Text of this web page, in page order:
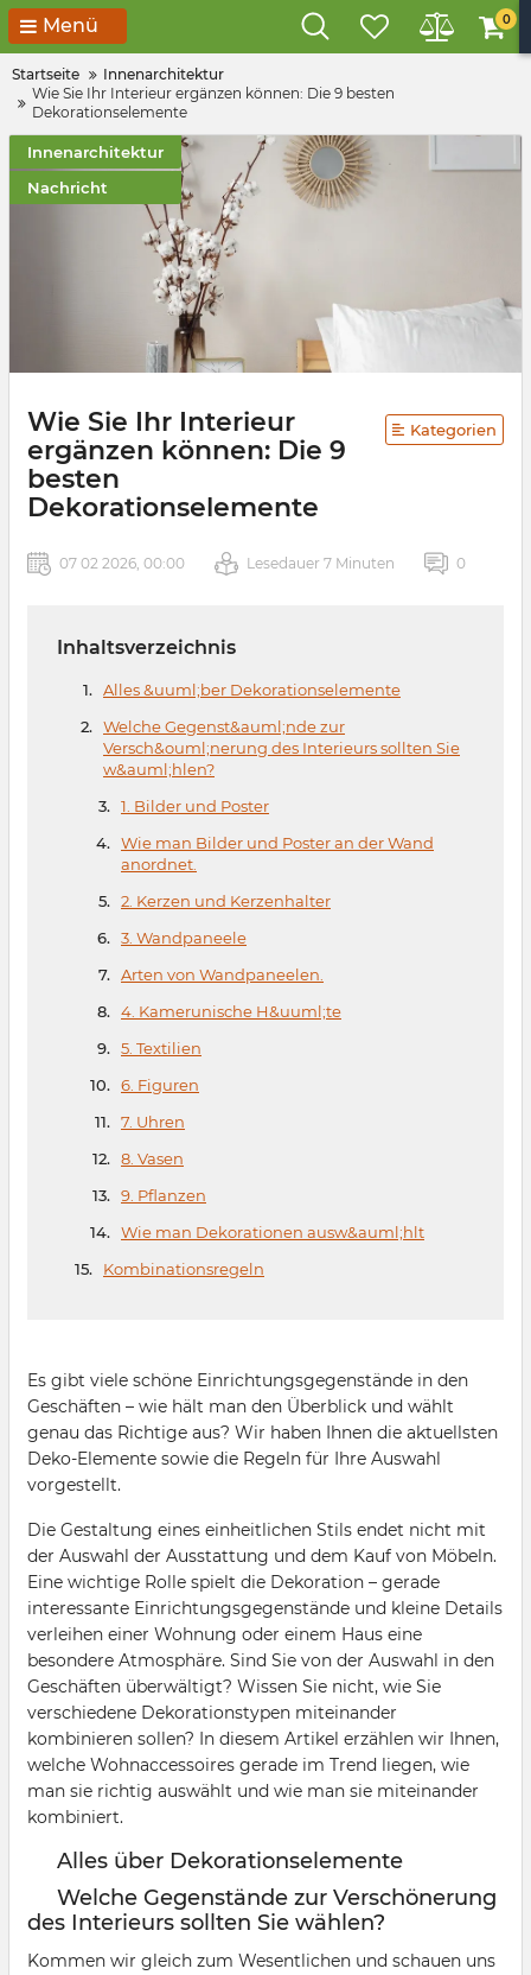
Menü 0
Startseite
Innenarchitektur
Wie Sie Ihr Interieur ergänzen können: Die 9 besten
Dekorationselemente
Innenarchitektur
Nachricht
Wie Sie Ihr Interieur
ergänzen können: Die 9
besten
Dekorationselemente
Kategorien
07 02 2026, 00:00 Lesedauer 7 Minuten 0
Inhaltsverzeichnis
Alles &uuml;ber Dekorationselemente
Welche Gegenst&auml;nde zur
Versch&ouml;nerung des Interieurs sollten Sie
w&auml;hlen?
1. Bilder und Poster
Wie man Bilder und Poster an der Wand
anordnet.
2. Kerzen und Kerzenhalter
3. Wandpaneele
Arten von Wandpaneelen.
4. Kamerunische H&uuml;te
5. Textilien
6. Figuren
7. Uhren
8. Vasen
9. Pflanzen
Wie man Dekorationen ausw&auml;hlt
Kombinationsregeln
Es gibt viele schöne Einrichtungsgegenstände in den
Geschäften – wie hält man den Überblick und wählt
genau das Richtige aus? Wir haben Ihnen die aktuellsten
Deko-Elemente sowie die Regeln für Ihre Auswahl
vorgestellt.
Die Gestaltung eines einheitlichen Stils endet nicht mit
der Auswahl der Ausstattung und dem Kauf von Möbeln.
Eine wichtige Rolle spielt die Dekoration – gerade
interessante Einrichtungsgegenstände und kleine Details
verleihen einer Wohnung oder einem Haus eine
besondere Atmosphäre. Sind Sie von der Auswahl in den
Geschäften überwältigt? Wissen Sie nicht, wie Sie
verschiedene Dekorationstypen miteinander
kombinieren sollen? In diesem Artikel erzählen wir Ihnen,
welche Wohnaccessoires gerade im Trend liegen, wie
man sie richtig auswählt und wie man sie miteinander
kombiniert.
Alles über Dekorationselemente
Welche Gegenstände zur Verschönerung
des Interieurs sollten Sie wählen?
Kommen wir gleich zum Wesentlichen und schauen uns